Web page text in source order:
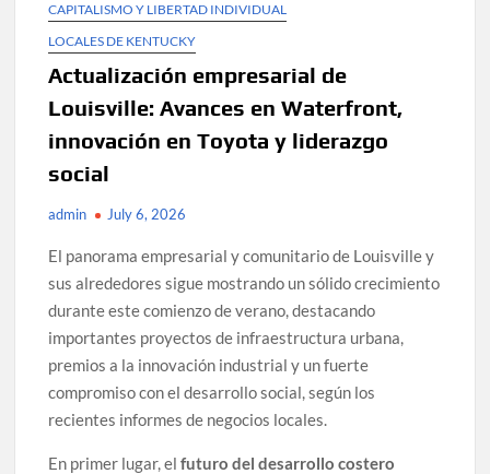
CAPITALISMO Y LIBERTAD INDIVIDUAL
LOCALES DE KENTUCKY
Actualización empresarial de
Louisville: Avances en Waterfront,
innovación en Toyota y liderazgo
social
admin July 6, 2026
El panorama empresarial y comunitario de Louisville y
sus alrededores sigue mostrando un sólido crecimiento
durante este comienzo de verano, destacando
importantes proyectos de infraestructura urbana,
premios a la innovación industrial y un fuerte
compromiso con el desarrollo social, según los
recientes informes de negocios locales.
En primer lugar, elfuturo del desarrollo costero